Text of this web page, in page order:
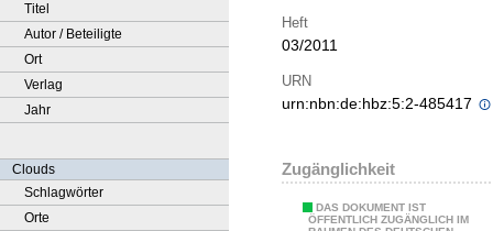
Titel
Autor / Beteiligte
Ort
Verlag
Jahr
Clouds
Schlagwörter
Orte
Heft
03/2011
URN
urn:nbn:de:hbz:5:2-485417
Zugänglichkeit
DAS DOKUMENT IST
ÖFFENTLICH ZUGÄNGLICH IM